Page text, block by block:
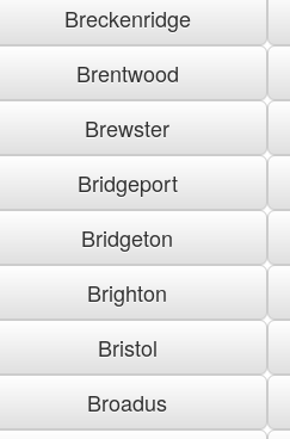
Breckenridge
Brentwood
Brewster
Bridgeport
Bridgeton
Brighton
Bristol
Broadus